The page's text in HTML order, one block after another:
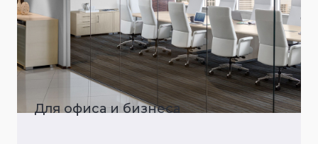
Для офиса и бизнеса